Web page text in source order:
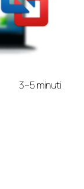
3–5 minuti